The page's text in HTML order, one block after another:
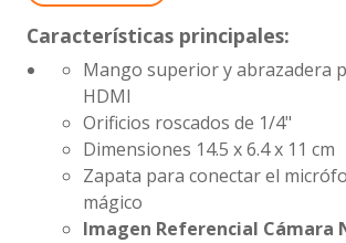
Características principales:
Mango superior y abrazadera
HDMI
Orificios roscados de 1/4"
Dimensiones 14.5 x 6.4 x 11 cm
Zapata para conectar el
mágico
Imagen Referencial Cámara